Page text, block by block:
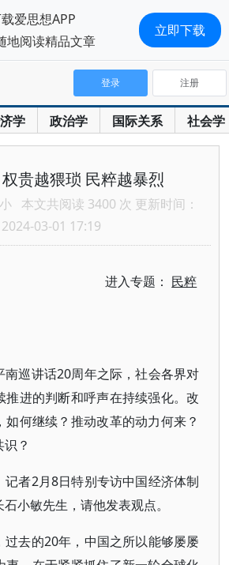
学 政治学 国际关系 社会学
登录 注册
贵越猥琐 民粹越暴烈
小 本文共阅读 3400 次 更新时间：
2024-03-01 17:19
进入专题： 民粹
南巡讲话20周年之际，社会各界对
推进的判断和呼声在持续强化。改
如何继续？推动改革的动力何来？
？
记者2月8日特别专访中国经济体制
小敏先生，请他发表观点。
过去的20年，中国之所以能够屡屡
爱思想APP
地阅读精品文章
立即下载